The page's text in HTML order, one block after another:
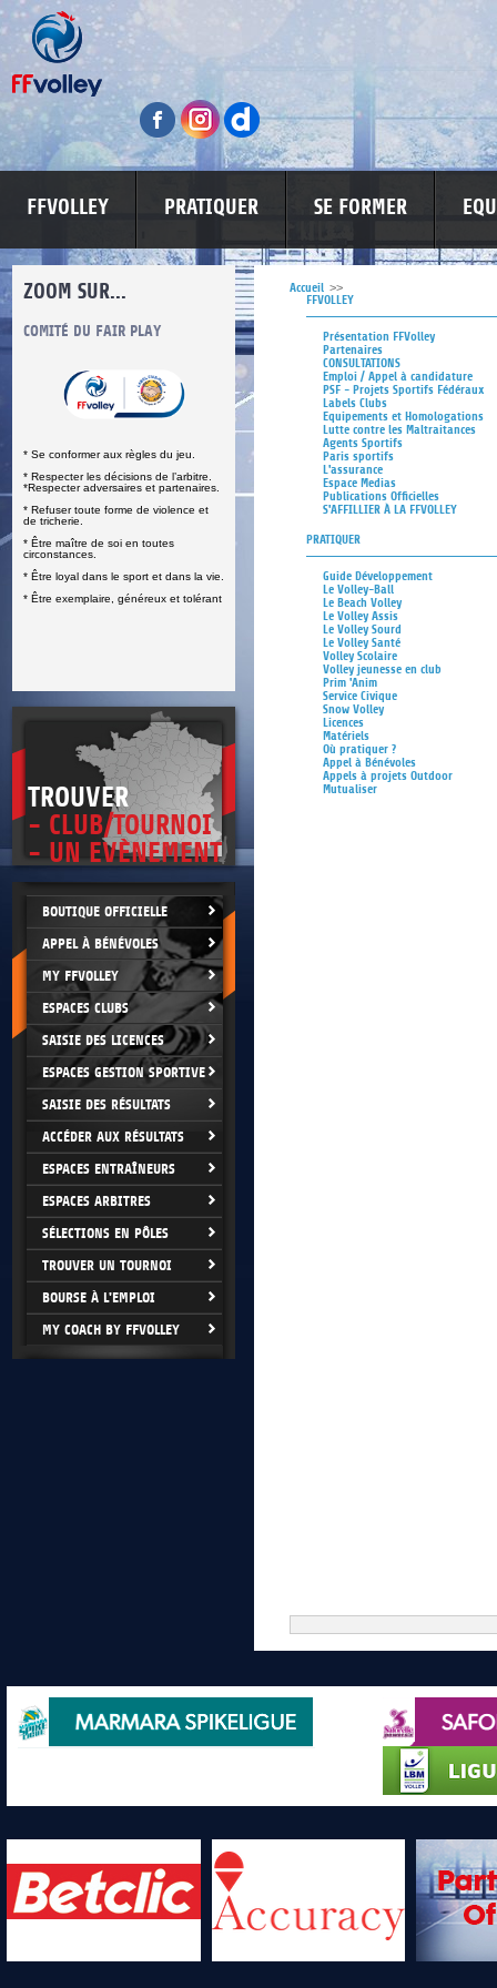
FFVOLLEY PRATIQUER SE FORMER
ZOOM SUR...
COMITÉ DU FAIR PLAY
* Se conformer aux règles du jeu.
* Respecter les décisions de l’arbitre.
*Respecter adversaires et partenaires.
* Refuser toute forme de violence et
de tricherie.
* Être maître de soi en toutes
circonstances.
* Être loyal dans le sport et dans la vie.
* Être exemplaire, généreux et tolérant
LUTTE CONTRE LES VIOLENCES MA PETITE
TROUVER
- CLUB/TOURNOI
- UN EVÈNEMENT
BOUTIQUE OFFICIELLE
APPEL À BÉNÉVOLES
MY FFVOLLEY
ESPACES CLUBS
SAISIE DES LICENCES
ESPACES GESTION SPORTIVE
SAISIE DES RÉSULTATS
ACCÉDER AUX RÉSULTATS
ESPACES ENTRAÎNEURS
ESPACES ARBITRES
SÉLECTIONS EN PÔLES
TROUVER UN TOURNOI
BOURSE À L'EMPLOI
MY COACH BY FFVOLLEY
Accueil >>
FFVOLLEY
Présentation FFVolley
Partenaires
CONSULTATIONS
Emploi / Appel à candidature
PSF - Projets Sportifs Fédéraux
Labels Clubs
Equipements et Homologations
Lutte contre les Maltraitances
Agents Sportifs
Paris sportifs
L'assurance
Espace Medias
Publications Officielles
S'AFFILLIER À LA FFVOLLEY
PRATIQUER
Guide Développement
Le Volley-Ball
Le Beach Volley
Le Volley Assis
Le Volley Sourd
Le Volley Santé
Volley Scolaire
Volley jeunesse en club
Prim 'Anim
Service Civique
Snow Volley
Licences
Matériels
Où pratiquer ?
Appel à Bénévoles
Appels à projets Outdoor
Mutualiser